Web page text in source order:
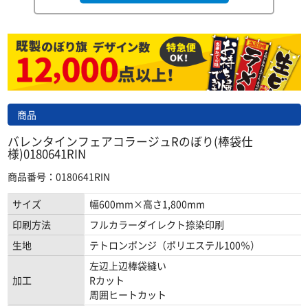
商品
バレンタインフェアコラージュRのぼり(棒袋仕
様)0180641RIN
商品番号：0180641RIN
サイズ
幅600mm×高さ1,800mm
印刷方法
フルカラーダイレクト捺染印刷
生地
テトロンポンジ（ポリエステル100％）
加工
左辺上辺棒袋縫い
Rカット
周囲ヒートカット